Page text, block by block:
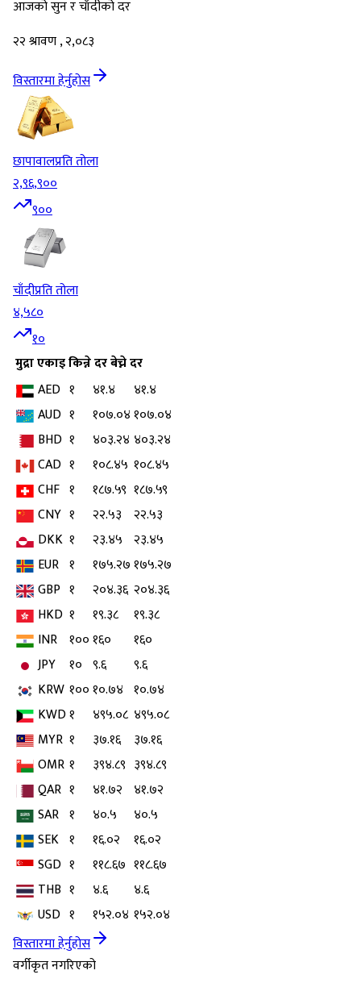
आजको सुन र चाँदीको दर
२२ श्रावण , २,०८३
विस्तारमा हेर्नुहोस
छापावालप्रति तोला
२,९६,९००
९००
चाँदीप्रति तोला
४,५८०
१०
मुद्राएकाइकिन्ने दरबेच्ने दर
AED १ ४१.४
४१.४
AUD १ १०७.०४१०७.०४
BHD १ ४०३.२४ ४०३.२४
CAD १ १०८.४५ १०८.४५
CHF १ १८७.५९ १८७.५९
CNY १ २२.५३
२२.५३
DKK १ २३.४५ २३.४५
EUR १ १७५.२७१७५.२७
GBP १ २०४.३६ २०४.३६
HKD १ १९.३८
१९.३८
INR १००१६०
१६०
JPY
१० ९.६
९.६
KRW १००१०.७४ १०.७४
KWD१ ४९५.०८ ४९५.०८
MYR १ ३७.१६
३७.१६
OMR १ ३९४.८९ ३९४.८९
QAR १ ४१.७२ ४१.७२
SAR १ ४०.५
४०.५
SEK १ १६.०२
१६.०२
SGD १ ११८.६७ ११८.६७
THB १ ४.६
४.६
USD १ १५२.०४ १५२.०४
विस्तारमा हेर्नुहोस
वर्गीकृत नगरिएको